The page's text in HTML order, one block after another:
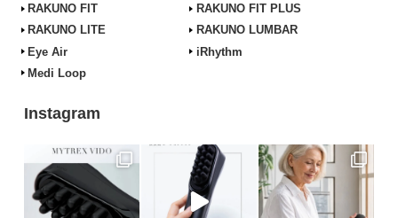
RAKUNO FIT
RAKUNO FIT PLUS
RAKUNO LITE
RAKUNO LUMBAR
Eye Air
iRhythm
Medi Loop
Instagram